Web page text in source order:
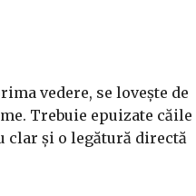
vedere, se lovește de
Trebuie epuizate căile
clar și o legătură directă